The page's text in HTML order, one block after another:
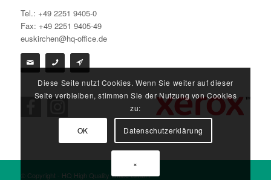
Tel.: +49 2251 9405-0
Fax: +49 2251 9405-49
euskirchen@hq-office.de
© Copyright - HQ High Quality Office GmbH
Diese Seite nutzt Cookies. Wenn Sie weiter auf dieser
Seite verbleiben, stimmen Sie der Nutzung von Cookies
zu:
OK Datenschutzerklärung
×